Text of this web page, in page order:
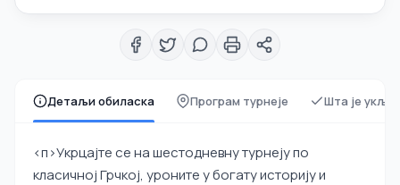
Детаљи обиласка Програм турнеје Шта је
<п>Укрцајте се на шестодневну турнеју по
класичној Грчкој, уроните у богату историју и